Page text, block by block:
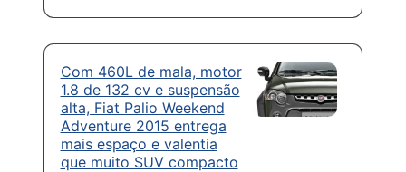
Com 460L de mala, motor
1.8 de 132 cv e suspensão
alta, Fiat Palio Weekend
Adventure 2015 entrega
mais espaço e valentia
que muito SUV compacto